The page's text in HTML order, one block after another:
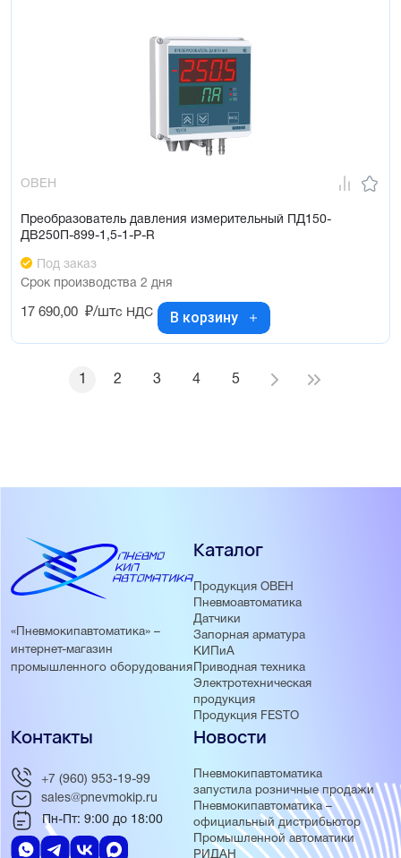
ОВЕН
Преобразователь давления измерительный ПД150-
ДВ250П-899-1,5-1-Р-R
Под заказ
Срок производства 2 дня
17 690,00 ₽/штс НДС В корзину
1 2 3 4 5
«Пневмокипавтоматика» –
интернет-магазин
промышленного оборудования
Каталог
Продукция ОВЕН
Пневмоавтоматика
Датчики
Запорная арматура
КИПиА
Приводная техника
Электротехническая
продукция
Продукция FESTO
Новости
Пневмокипавтоматика
запустила розничные продажи
Пневмокипавтоматика –
официальный дистрибьютор
Промышленной автоматики
РИДАН
Контакты
+7 (960) 953-19-99
sales@pnevmokip.ru
Пн-Пт: 9:00 до 18:00